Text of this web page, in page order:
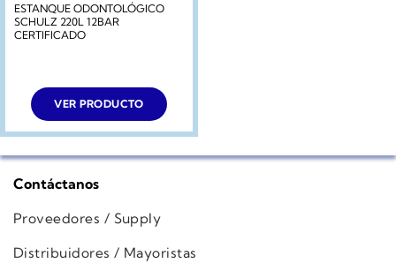
ESTANQUE ODONTOLÓGICO
SCHULZ 220L 12BAR
CERTIFICADO
VER PRODUCTO
Contáctanos
Proveedores / Supply
Distribuidores / Mayoristas